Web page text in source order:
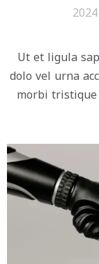
Ut et ligula
dolo vel urna
morbi tristique